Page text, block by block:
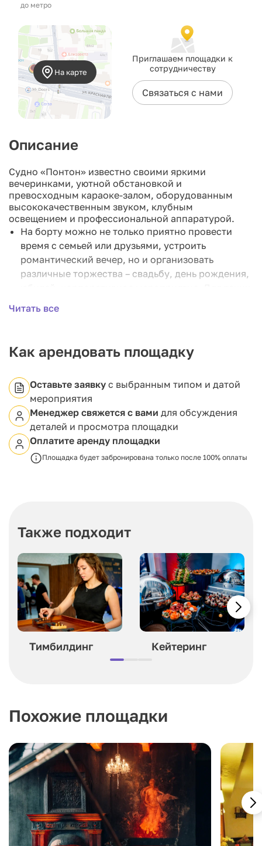
до метро
На карте
Приглашаем площадки к
сотрудничеству
Связаться с нами
Описание
Судно «Понтон» известно своими яркими
вечеринками, уютной обстановкой и
превосходным караоке-залом, оборудованным
высококачественным звуком, клубным
освещением и профессиональной аппаратурой.
На борту можно не только приятно провести
время с семьей или друзьями, устроить
романтический вечер, но и организовать
различные торжества – свадьбу, день рождения,
судна «Понтон», так и отдельного караоке-зала с
Читать все
Как арендовать площадку
Оставьте заявку с выбранным типом и датой
мероприятия
Менеджер свяжется с вами для обсуждения
деталей и просмотра площадки
Оплатите аренду площадки
Площадка будет забронирована только после 100% оплаты
Также подходит
Тимбилдинг Кейтеринг
Похожие площадки